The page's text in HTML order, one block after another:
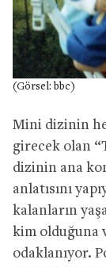
(Görsel: bbc)
Mini dizinin
girecek olan
dizinin ana
anlatısını
kalanların
kim olduğuna
odaklanıyor.